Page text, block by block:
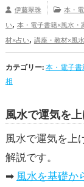
伊藤翠珠 本・
い, 本・電子書籍×風水・
材×占い, 講座・教材×風
占いの開運グッズ,風水
カテゴリー:本・電子書
相
風水で運気を
風水で運気を上
解説です。
➡ 風水を基礎か